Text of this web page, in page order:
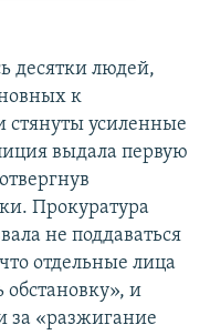
десятки людей,
к
стянуты усиленные
выдала первую
Прокуратура
не поддаваться
отдельные лица
обстановку», и
за «разжигание